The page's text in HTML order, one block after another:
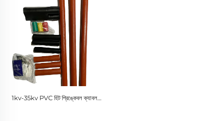
1kv-35kv PVC হিট শ্রিঙ্কেবল ক্যাবল